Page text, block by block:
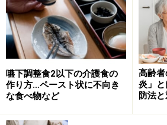
いない費用を負担する必要はありま
食事がおいしくない
本人の好みなどは、事前になるべ
ようにしましょう。ただ、ホームヘ
嚥下調整食2以下の介護食の
作り方…ペースト状に不向き
な食べ物など
高齢
炎」
防法